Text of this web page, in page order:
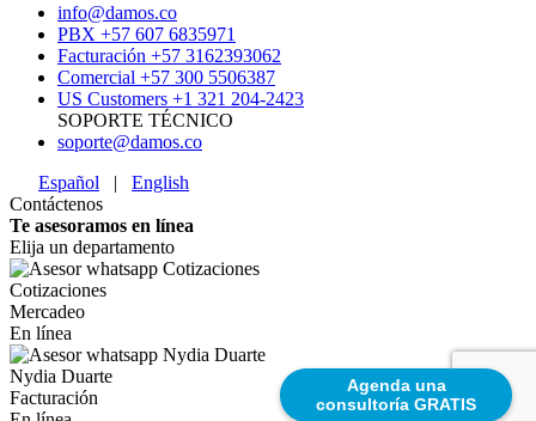
Agenda una
consultoría GRATIS
info@damos.co
PBX +57 607 6835971
Facturación +57 3162393062
Comercial +57 300 5506387
US Customers +1 321 204-2423
SOPORTE TÉCNICO
soporte@damos.co
Español | English
Contáctenos
Te asesoramos en línea
Elija un departamento
Cotizaciones
Mercadeo
En línea
Nydia Duarte
Facturación